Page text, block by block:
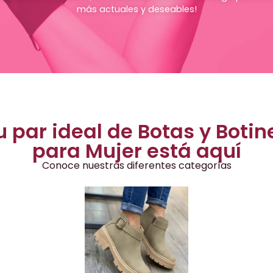
más actuales y deseables!
par ideal de Botas y
para Mujer está aquí
Conoce nuestras diferentes categorías